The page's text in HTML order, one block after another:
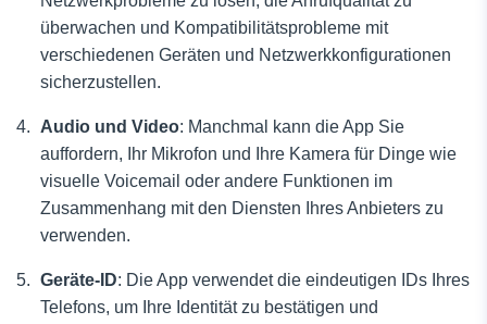
überwachen und Kompatibilitätsprobleme mit
verschiedenen Geräten und Netzwerkkonfigurationen
sicherzustellen.
Audio und Video: Manchmal kann die App Sie
auffordern, Ihr Mikrofon und Ihre Kamera für Dinge wie
visuelle Voicemail oder andere Funktionen im
Zusammenhang mit den Diensten Ihres Anbieters zu
verwenden.
Geräte-ID: Die App verwendet die eindeutigen IDs Ihres
Telefons, um Ihre Identität zu bestätigen und